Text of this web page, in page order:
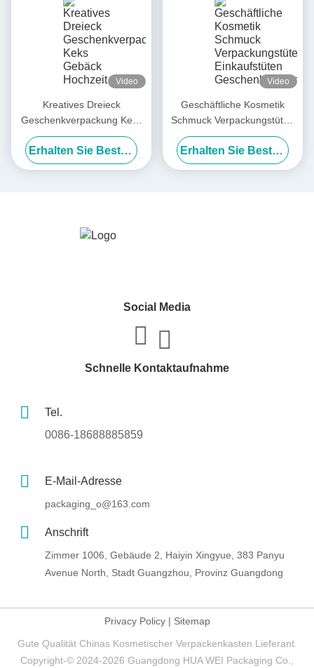
Video
Kreatives Dreieck
Geschenkverpackung Keks
Gebäck Hochzeit
Süßigkeiten Verpackung
Handtasche Geschenkboxen
Erhalten Sie Besten Preis
Video
Geschäftliche Kosmetik
Schmuck Verpackungstüten
Einkaufstüten
Geschenkpapiertüte mit
Bandbogen
Erhalten Sie Besten Preis
Social Media
Schnelle Kontaktaufnahme
Tel.
0086-18688885859
E-Mail-Adresse
packaging_o@163.com
Anschrift
Zimmer 1006, Gebäude 2, Haiyin Xingyue, 383 Panyu
Avenue North, Stadt Guangzhou, Provinz Guangdong
Privacy Policy| Sitemap
Gute Qualität Chinas Kosmetischer Verpackenkasten Lieferant.
Copyright-© 2024-2026 Guangdong HUA WEI Packaging Co.,